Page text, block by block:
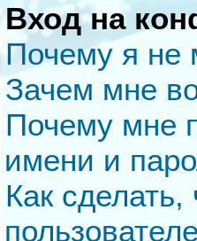
Вход на
Почему я не
Зачем мне
Почему мне
имени и
Как